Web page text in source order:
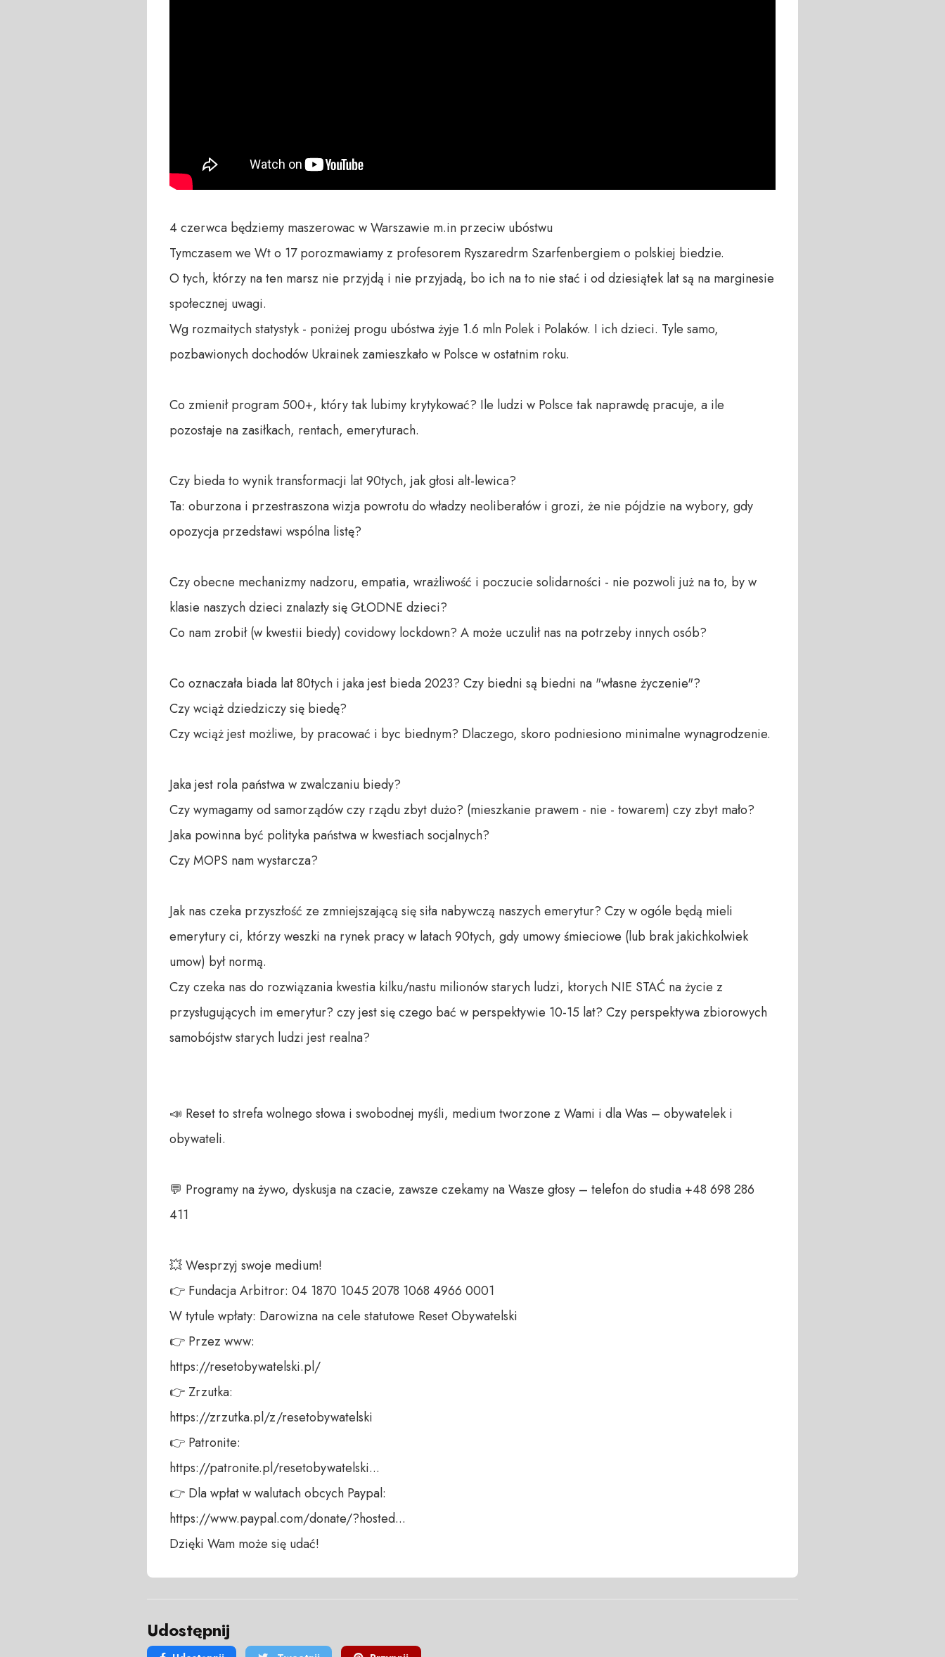
4 czerwca będziemy maszerowac w Warszawie m.in przeciw ubóstwu
Tymczasem we Wt o 17 porozmawiamy z profesorem Ryszaredrm Szarfenbergiem o polskiej biedzie.
O tych, którzy na ten marsz nie przyjdą i nie przyjadą, bo ich na to nie stać i od dziesiątek lat są na marginesie
społecznej uwagi.
Wg rozmaitych statystyk - poniżej progu ubóstwa żyje 1.6 mln Polek i Polaków. I ich dzieci. Tyle samo,
pozbawionych dochodów Ukrainek zamieszkało w Polsce w ostatnim roku.
Co zmienił program 500+, który tak lubimy krytykować? Ile ludzi w Polsce tak naprawdę pracuje, a ile
pozostaje na zasiłkach, rentach, emeryturach.
Czy bieda to wynik transformacji lat 90tych, jak głosi alt-lewica?
Ta: oburzona i przestraszona wizja powrotu do władzy neoliberałów i grozi, że nie pójdzie na wybory, gdy
opozycja przedstawi wspólna listę?
Czy obecne mechanizmy nadzoru, empatia, wrażliwość i poczucie solidarności - nie pozwoli już na to, by w
klasie naszych dzieci znalazły się GŁODNE dzieci?
Co nam zrobił (w kwestii biedy) covidowy lockdown? A może uczulił nas na potrzeby innych osób?
Co oznaczała biada lat 80tych i jaka jest bieda 2023? Czy biedni są biedni na "własne życzenie"?
Czy wciąż dziedziczy się biedę?
Czy wciąż jest możliwe, by pracować i byc biednym? Dlaczego, skoro podniesiono minimalne wynagrodzenie.
Jaka jest rola państwa w zwalczaniu biedy?
Czy wymagamy od samorządów czy rządu zbyt dużo? (mieszkanie prawem - nie - towarem) czy zbyt mało?
Jaka powinna być polityka państwa w kwestiach socjalnych?
Czy MOPS nam wystarcza?
Jak nas czeka przyszłość ze zmniejszającą się siła nabywczą naszych emerytur? Czy w ogóle będą mieli
emerytury ci, którzy weszki na rynek pracy w latach 90tych, gdy umowy śmieciowe (lub brak jakichkolwiek
umow) był normą.
Czy czeka nas do rozwiązania kwestia kilku/nastu milionów starych ludzi, ktorych NIE STAĆ na życie z
przysługujących im emerytur? czy jest się czego bać w perspektywie 10-15 lat? Czy perspektywa zbiorowych
samobójstw starych ludzi jest realna?
📣 Reset to strefa wolnego słowa i swobodnej myśli, medium tworzone z Wami i dla Was – obywatelek i
obywateli.
💬 Programy na żywo, dyskusja na czacie, zawsze czekamy na Wasze głosy – telefon do studia +48 698 286
411
💥 Wesprzyj swoje medium!
👉 Fundacja Arbitror: 04 1870 1045 2078 1068 4966 0001
W tytule wpłaty: Darowizna na cele statutowe Reset Obywatelski
👉 Przez www:
https://resetobywatelski.pl/
👉 Zrzutka:
https://zrzutka.pl/z/resetobywatelski
👉 Patronite:
https://patronite.pl/resetobywatelski...
👉 Dla wpłat w walutach obcych Paypal:
https://www.paypal.com/donate/?hosted...
Dzięki Wam może się udać!
Udostępnij